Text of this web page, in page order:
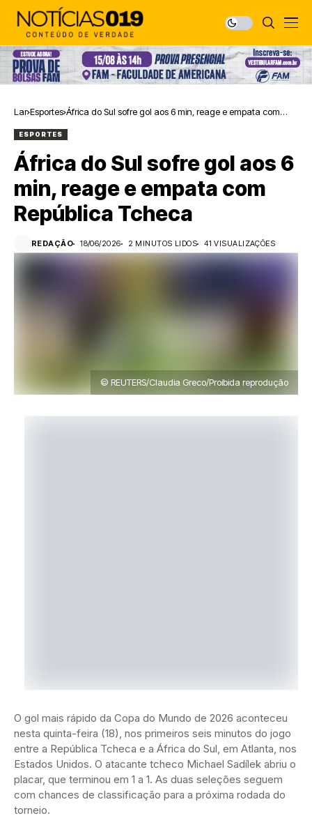
Lar Esportes África do Sul sofre gol aos 6 min, reage e empata com
ESPORTES
África do Sul sofre gol aos 6
min, reage e empata com
República Tcheca
REDAÇÃO 18/06/2026 2 MINUTOS LIDOS 41 VISUALIZAÇÕES
© REUTERS/Claudia Greco/Proibida reprodução
O gol mais rápido da Copa do Mundo de 2026 aconteceu
nesta quinta-feira (18), nos primeiros seis minutos do jogo
entre a República Tcheca e a África do Sul, em Atlanta, nos
Estados Unidos. O atacante tcheco Michael Sadílek abriu o
placar, que terminou em 1 a 1. As duas seleções seguem
com chances de classificação para a próxima rodada do
torneio.